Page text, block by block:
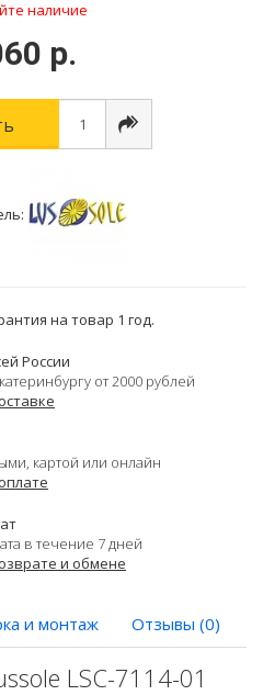
наличие
р.
на товар 1 год.
России
от 2000 рублей
картой или онлайн
в течение 7 дней
и обмене
и монтаж Отзывы (0)
LSC-7114-01